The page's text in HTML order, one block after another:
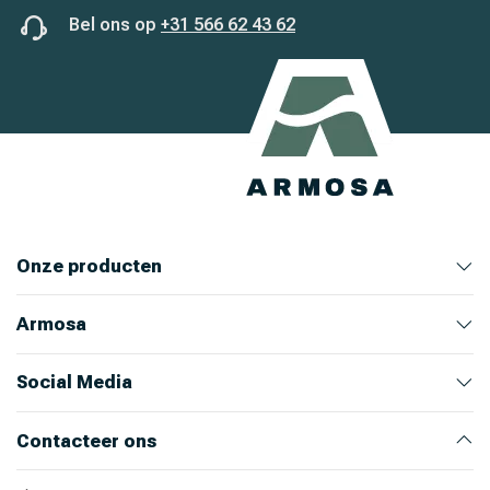
Bel ons op +31 566 62 43 62
Onze producten
Bekijk alle producten
Armosa
Over ons
Ons team
Nieuws
Werken bij Armosa
Alle productcategorieën
Onze merken
Social Media
Instagram
LinkedIn
Facebook
Youtube
Contacteer ons